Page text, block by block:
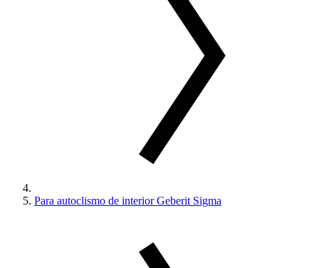
Para autoclismo de interior Geberit Sigma